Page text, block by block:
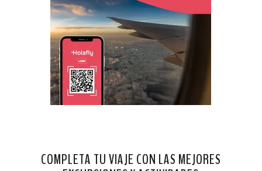
COMPLETA TU VIAJE CON LAS MEJORES